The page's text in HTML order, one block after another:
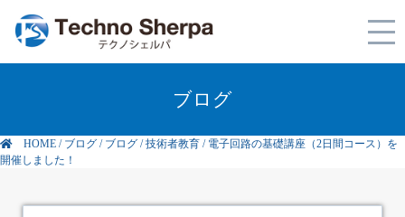
ブログ
HOME / ブログ / ブログ /技術者教育 / 電子回路の基礎講座（2日間コース）を
開催しました！